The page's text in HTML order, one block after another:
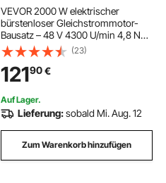
VEVOR 2000 W elektrischer
bürstenloser Gleichstrommotor-
Bausatz – 48 V 4300 U/min 4,8 Nm
Elektromotor mit verbessertem
Drehzahlregler, Ideal für Go Karts E-
Bike Motorrad Roller
(23)
12190€
Auf Lager.
Lieferung:sobald Mi. Aug. 12
Zum Warenkorb hinzufügen